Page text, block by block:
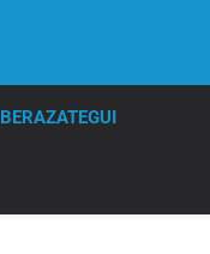
BERAZATEGUI